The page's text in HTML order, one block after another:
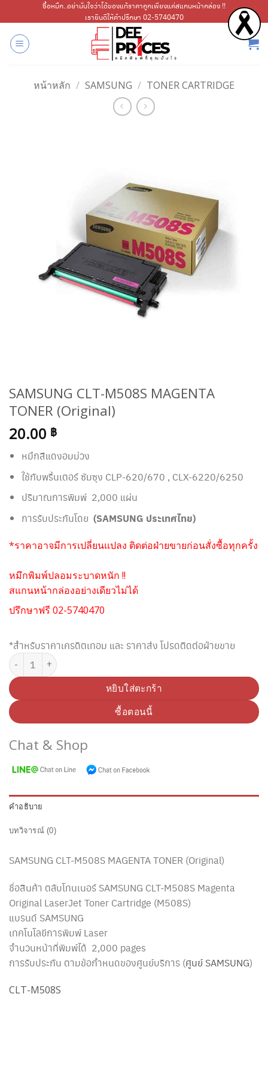
ไป
เนื้อหา
ซื้อหมึก..อย่ามั่นใจว่าได้ของแท้ราคาถูกเพียงแค่สแกนหน้ากล่อง !!
เรายินดีให้คำปรึกษา 02-5740470
หน้าหลัก / SAMSUNG / TONER CARTRIDGE
SAMSUNG CLT-M508S MAGENTA
TONER (Original)
20.00 ฿
หมึกสีแดงอมม่วง
ใช้กับพริ้นเตอร์ ซัมซุง CLP-620/670 , CLX-6220/6250
ปริมาณการพิมพ์ 2,000 แผ่น
การรับประกันโดย (SAMSUNG ประเทศไทย)
*ราคาอาจมีการเปลี่ยนแปลง ติดต่อฝ่ายขายก่อนสั่งซื้อทุกครั้ง
หมึกพิมพ์ปลอมระบาดหนัก !!
สแกนหน้ากล่องอย่างเดียวไม่ได้
ปรึกษาฟรี 02-5740470
*สำหรับราคาเครดิตเทอม และ ราคาส่ง โปรดติดต่อฝ่ายขาย
จำนวน SAMSUNG CLT-M508S MAGENTA TONER (Original) ชิ้น
หยิบใส่ตะกร้า
ซื้อตอนนี้
Chat & Shop
คำอธิบาย
บทวิจารณ์ (0)
SAMSUNG CLT-M508S MAGENTA TONER (Original)
ชื่อสินค้า ตลับโทนเนอร์ SAMSUNG CLT-M508S Magenta
Original LaserJet Toner Cartridge (M508S)
แบรนด์ SAMSUNG
เทคโนโลยีการพิมพ์ Laser
จำนวนหน้าที่พิมพ์ได้ 2,000 pages
การรับประกัน ตามข้อกำหนดของศูนย์บริการ (ศูนย์ SAMSUNG)
CLT-M508S